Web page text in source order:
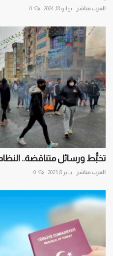
العرب مباشر يوليو 18, 2024 0
تخبُّط ورسائل متناقضة..
العرب مباشر يناير 8, 2023 0